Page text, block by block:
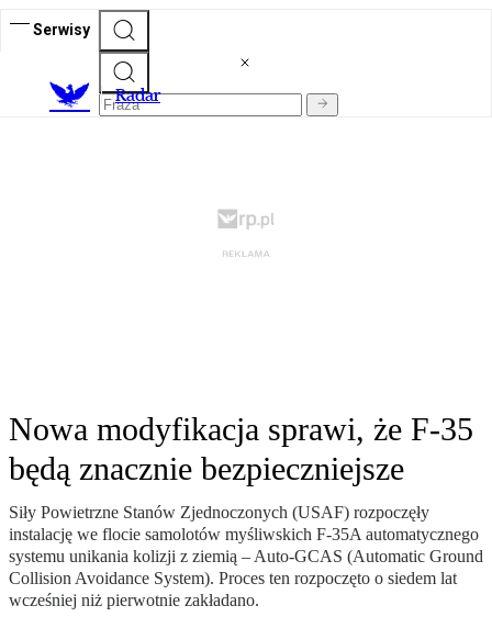
Serwisy
Radar
Nowa modyfikacja sprawi, że F-35
będą znacznie bezpieczniejsze
Siły Powietrzne Stanów Zjednoczonych (USAF) rozpoczęły
instalację we flocie samolotów myśliwskich F-35A automatycznego
systemu unikania kolizji z ziemią – Auto-GCAS (Automatic Ground
Collision Avoidance System). Proces ten rozpoczęto o siedem lat
wcześniej niż pierwotnie zakładano.